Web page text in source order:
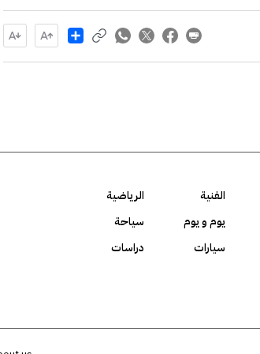
Share
الفنية
الرياضية
يوم و يوم
سياحة
سيارات
دراسات